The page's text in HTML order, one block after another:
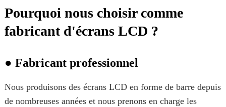
Pourquoi nous choisir comme
fabricant d'écrans LCD ?
● Fabricant professionnel
Nous produisons des écrans LCD en forme de barre depuis
de nombreuses années et nous prenons en charge les